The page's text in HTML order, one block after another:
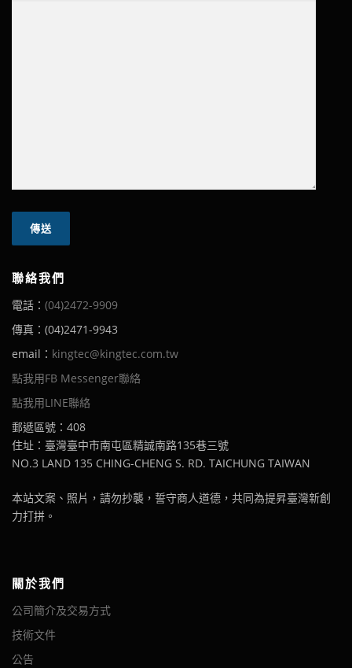
聯絡我們
電話： (04)2472-9909
傳真：(04)2471-9943
email： kingtec@kingtec.com.tw
點我用FB Messenger聯絡
點我用LINE聯絡
郵遞區號：408
住址：臺灣臺中市南屯區精誠南路135巷三號
NO.3 LAND 135 CHING-CHENG S. RD. TAICHUNG TAIWAN
本站文案、照片，請勿抄襲，誓守商人道德，共同為提昇臺灣新創
力打拼。
關於我們
公司簡介及交易方式
技術文件
公告